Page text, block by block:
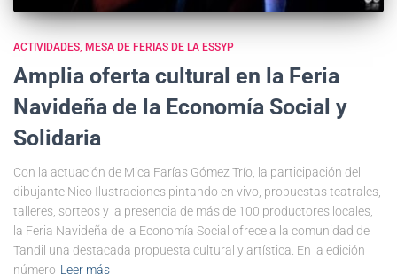
ACTIVIDADES MESA DE FERIAS DE LA ESSYP
Amplia oferta cultural en la Feria
Navideña de la Economía Social y
Solidaria
Con la actuación de Mica Farías Gómez Trío, la participación del
dibujante Nico Ilustraciones pintando en vivo, propuestas teatrales,
talleres, sorteos y la presencia de más de 100 productores locales,
la Feria Navideña de la Economía Social ofrece a la comunidad de
Tandil una destacada propuesta cultural y artística. En la edición
número Leer más